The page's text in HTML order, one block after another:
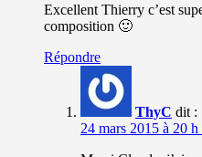
Excellent Thierry c’est
composition 🙂
Répondre
ThyC dit :
24 mars 2015 à 20